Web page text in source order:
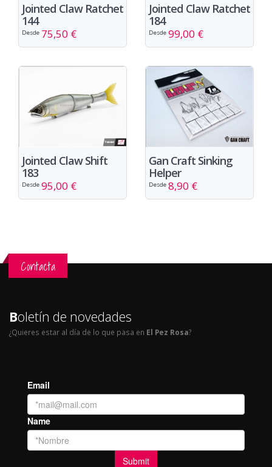
Jointed Claw Ratchet
144
Desde 75,50 €
Jointed Claw Ratchet
184
Desde 99,00 €
Jointed Claw Shift
183
Desde 95,00 €
Gan Craft Sinking
Helper
Desde 8,90 €
Contacta
Boletín de novedades
¿Quieres estar al día de lo que pasa en El Pez Rosa?